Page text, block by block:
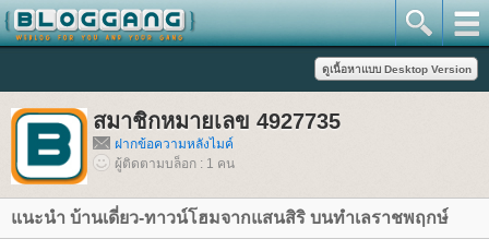
สมาชิกหมายเลข 4927735
ฝากข้อความหลังไมค์
ผู้ติดตามบล็อก : 1 คน
นะนำ บ้านเดี่ยว-ทาวน์โฮมจากแสนสิริ บนทำเลราชพฤกษ์